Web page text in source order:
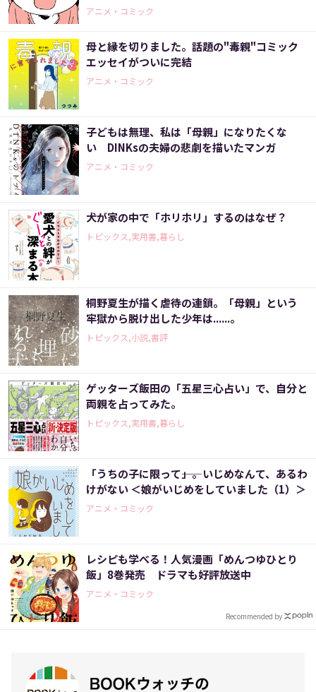
アニメ・コミック
母と縁を切りました。話題の"毒親"コミック
エッセイがついに完結
アニメ・コミック
子どもは無理、私は「母親」になりたくな
い DINKsの夫婦の悲劇を描いたマンガ
アニメ・コミック
犬が家の中で「ホリホリ」するのはなぜ？
トピックス,実用書,暮らし
桐野夏生が描く虐待の連鎖。「母親」という
牢獄から脱け出した少年は......。
トピックス,小説,書評
ゲッターズ飯田の「五星三心占い」で、自分と
両親を占ってみた。
トピックス,実用書,暮らし
「うちの子に限って――」。いじめなんて、あるわ
けがない ＜娘がいじめをしていました（1）＞
アニメ・コミック
レシピも学べる！人気漫画「めんつゆひとり
飯」8巻発売 ドラマも好評放送中
アニメ・コミック
Recommended by